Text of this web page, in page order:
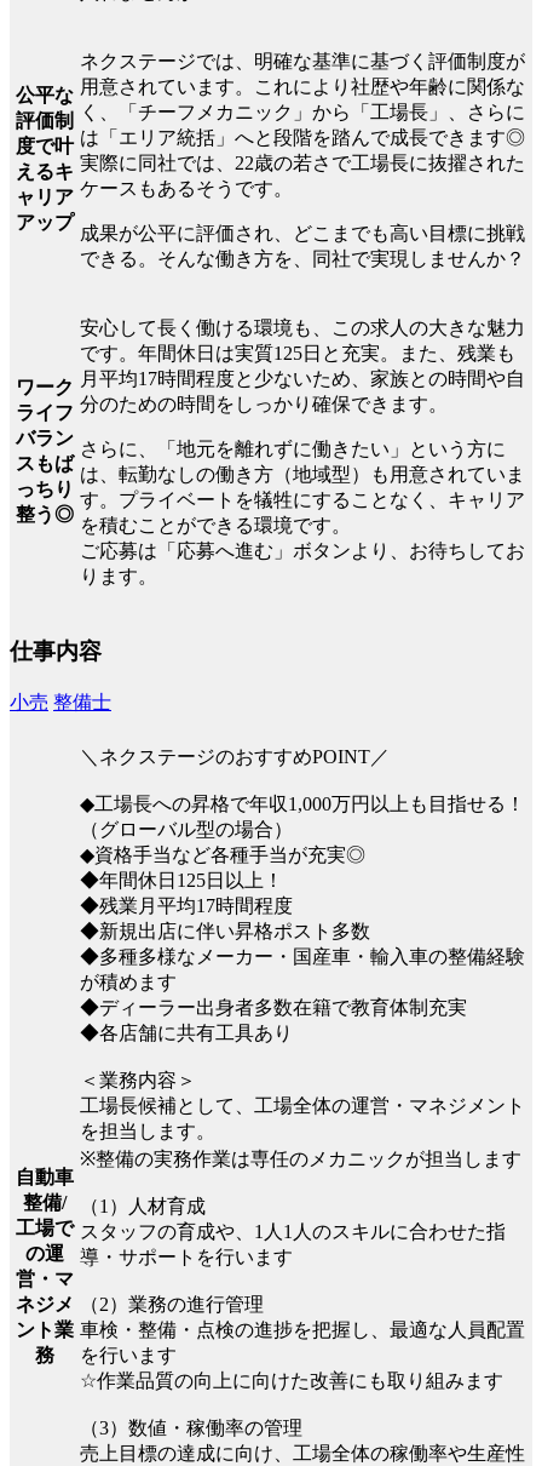
公平な
評価制
度で叶
えるキ
ャリア
アップ
ネクステージでは、明確な基準に基づく評価制度が
用意されています。これにより社歴や年齢に関係な
く、「チーフメカニック」から「工場長」、さらに
は「エリア統括」へと段階を踏んで成長できます◎
実際に同社では、22歳の若さで工場長に抜擢された
ケースもあるそうです。
成果が公平に評価され、どこまでも高い目標に挑戦
できる。そんな働き方を、同社で実現しませんか？
ワーク
ライフ
バラン
スもば
っちり
整う◎
安心して長く働ける環境も、この求人の大きな魅力
です。年間休日は実質125日と充実。また、残業も
月平均17時間程度と少ないため、家族との時間や自
分のための時間をしっかり確保できます。
さらに、「地元を離れずに働きたい」という方に
は、転勤なしの働き方（地域型）も用意されていま
す。プライベートを犠牲にすることなく、キャリア
を積むことができる環境です。
ご応募は「応募へ進む」ボタンより、お待ちしてお
ります。
仕事内容
小売 整備士
自動車
整備/
工場で
の運
営・マ
ネジメ
ント業
務
＼ネクステージのおすすめPOINT／
◆工場長への昇格で年収1,000万円以上も目指せる！
（グローバル型の場合）
◆資格手当など各種手当が充実◎
◆年間休日125日以上！
◆残業月平均17時間程度
◆新規出店に伴い昇格ポスト多数
◆多種多様なメーカー・国産車・輸入車の整備経験
が積めます
◆ディーラー出身者多数在籍で教育体制充実
◆各店舗に共有工具あり
＜業務内容＞
工場長候補として、工場全体の運営・マネジメント
を担当します。
※整備の実務作業は専任のメカニックが担当します
（1）人材育成
スタッフの育成や、1人1人のスキルに合わせた指
導・サポートを行います
（2）業務の進行管理
車検・整備・点検の進捗を把握し、最適な人員配置
を行います
☆作業品質の向上に向けた改善にも取り組みます
（3）数値・稼働率の管理
売上目標の達成に向け、工場全体の稼働率や生産性